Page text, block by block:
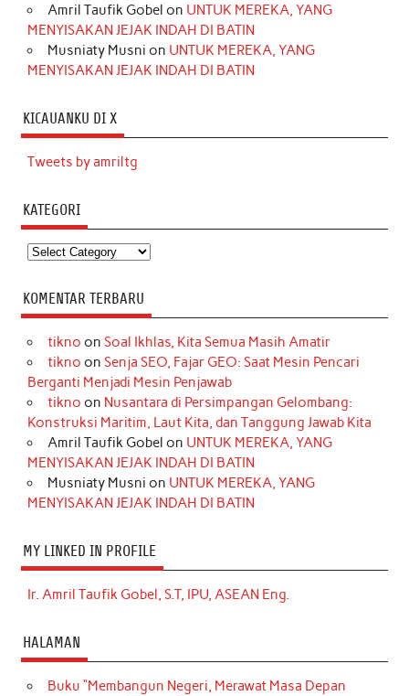
Amril Taufik Gobel on UNTUK MEREKA, YANG
MENYISAKAN JEJAK INDAH DI BATIN
Musniaty Musni on UNTUK MEREKA, YANG
MENYISAKAN JEJAK INDAH DI BATIN
KICAUANKU DI X
Tweets by amriltg
KATEGORI
Kategori
KOMENTAR TERBARU
tikno on Soal Ikhlas, Kita Semua Masih Amatir
tikno on Senja SEO, Fajar GEO: Saat Mesin Pencari
Berganti Menjadi Mesin Penjawab
tikno on Nusantara di Persimpangan Gelombang:
Konstruksi Maritim, Laut Kita, dan Tanggung Jawab Kita
Amril Taufik Gobel on UNTUK MEREKA, YANG
MENYISAKAN JEJAK INDAH DI BATIN
Musniaty Musni on UNTUK MEREKA, YANG
MENYISAKAN JEJAK INDAH DI BATIN
MY LINKED IN PROFILE
Ir. Amril Taufik Gobel, S.T, IPU, ASEAN Eng.
HALAMAN
Buku “Membangun Negeri, Merawat Masa Depan